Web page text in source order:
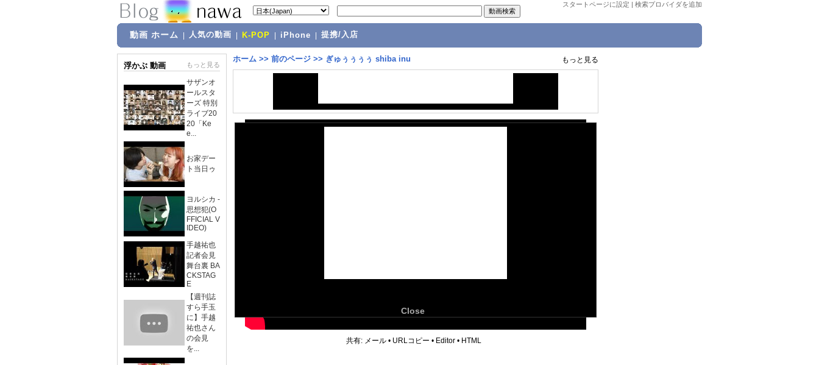
スタートページに設定 | 検索プロバイダを追加
動画 ホーム 人気の動画 K-POP iPhone 提携/入店
浮かぶ 動画 もっと見る
サザンオ
ールスタ
ーズ 特別
ライブ20
20「Ke
e...
お家デー
ト当日ゥ
ヨルシカ -
思想犯(O
FFICIAL V
IDEO)
手越祐也
記者会見
舞台裏 BA
CKSTAG
E
【週刊誌
すら手玉
に】手越
祐也さん
の会見
を...
ホーム >> 前のページ >> ぎゅぅぅぅぅ shiba inu もっと見る
Close
共有: メール • URLコピー • Editor • HTML